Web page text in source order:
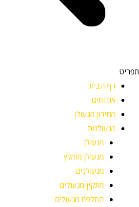
תפריט
דף הבית
אודותינו
מחירון מנעולן
מנעולנות
מנעולן
מנעולן מומלץ
מנעולנים
מתקין מנעולים
החלפת מנעולים